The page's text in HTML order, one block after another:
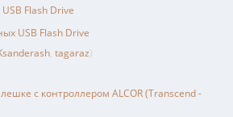
USB Flash Drive
USB Flash Drive
, tagaraz)
с контроллером ALCOR (Transcend -